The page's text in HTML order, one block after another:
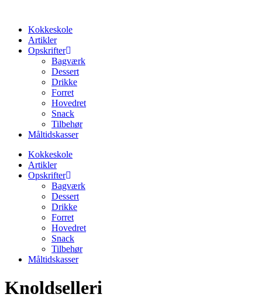
Kokkeskole
Artikler
Opskrifter
Bagværk
Dessert
Drikke
Forret
Hovedret
Snack
Tilbehør
Måltidskasser
Kokkeskole
Artikler
Opskrifter
Bagværk
Dessert
Drikke
Forret
Hovedret
Snack
Tilbehør
Måltidskasser
Knoldselleri